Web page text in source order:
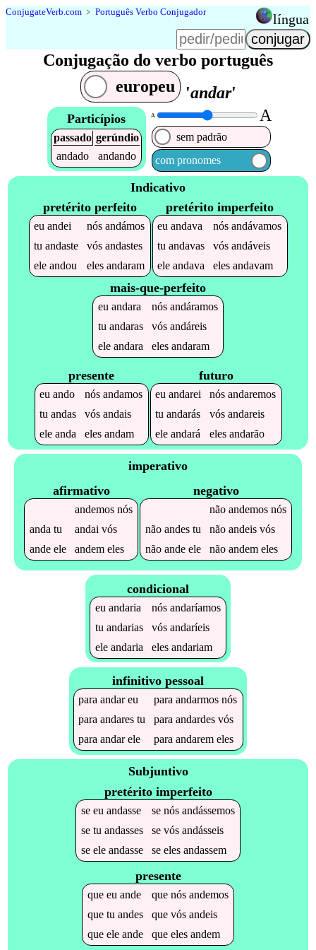
ConjugateVerb.com ﹥ Português Verbo Conjugador língua
Conjugação do verbo português
europeu
'andar'
Particípios
passado gerúndio
andado
andando
A A
sem padrão
com pronomes
Indicativo
pretérito perfeito
euandei nósandámos
tuandaste vósandastes
eleandou elesandaram
pretérito imperfeito
euandava nósandávamos
tuandavas vósandáveis
eleandava elesandavam
mais-que-perfeito
eu andara nós andáramos
tu andaras vós andáreis
ele andara eles andaram
presente
euando nósandamos
tuandas vósandais
eleanda elesandam
futuro
euandarei nósandaremos
tuandarás vósandareis
eleandará elesandarão
imperativo
afirmativo
andemosnós
anda tu andai vós
andeele andemeles
negativo
não andemosnós
não andestu não andeisvós
não andeele não andemeles
condicional
eu andaria nós andaríamos
tu andarias vós andaríeis
ele andaria eles andariam
infinitivo pessoal
paraandareu paraandarmos nós
paraandares tu paraandardes vós
paraandarele paraandarem eles
Subjuntivo
pretérito imperfeito
se eu andasse se nós andássemos
se tu andasses se vós andásseis
se ele andasse se eles andassem
presente
que eu ande que nós andemos
que tu andes que vós andeis
que ele ande que eles andem